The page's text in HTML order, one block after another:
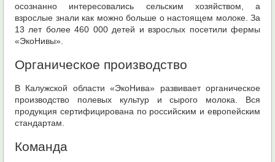
осознанно интересовались сельским хозяйством, а
взрослые знали как можно больше о настоящем молоке. За
13 лет более 460 000 детей и взрослых посетили фермы
«ЭкоНивы».
Органическое производство
В Калужской области «ЭкоНива» развивает органическое
производство полевых культур и сырого молока. Вся
продукция сертифицирована по российским и европейским
стандартам.
Команда